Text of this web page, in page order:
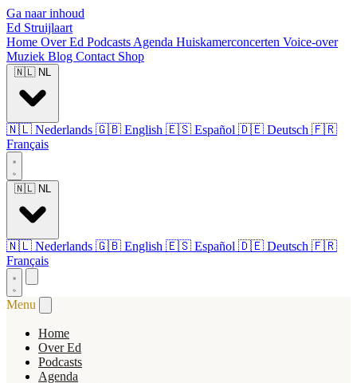
Ga naar inhoud
Ed Struijlaart
Home Over Ed Podcasts Agenda Huiskamerconcerten Voice-over
Muziek Blog Contact Shop
🇳🇱 NL
🇳🇱 Nederlands 🇬🇧 English 🇪🇸 Español 🇩🇪 Deutsch 🇫🇷
Français
🇳🇱 NL
🇳🇱 Nederlands 🇬🇧 English 🇪🇸 Español 🇩🇪 Deutsch 🇫🇷
Français
Menu
Home
Over Ed
Podcasts
Agenda